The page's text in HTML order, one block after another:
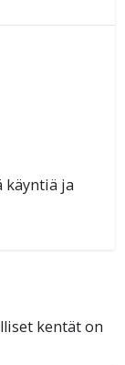
käyntiä ja
kentät on